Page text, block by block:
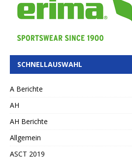
SCHNELLAUSWAHL
A Berichte
AH
AH Berichte
Allgemein
ASCT 2019